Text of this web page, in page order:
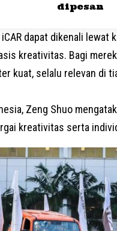
dipesan
dapat dikenali lewat
kreativitas. Bagi
kuat, selalu relevan di
Zeng Shuo
kreativitas serta